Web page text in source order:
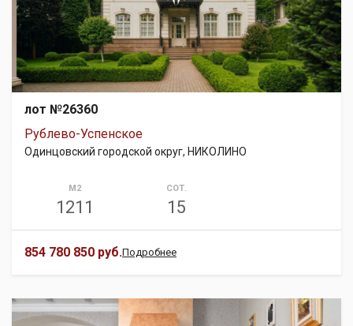
лот №26360
Рублево-Успенское
Одинцовский городской округ, НИКОЛИНО
М2
1211
СОТ.
15
854 780 850 руб.Подробнее